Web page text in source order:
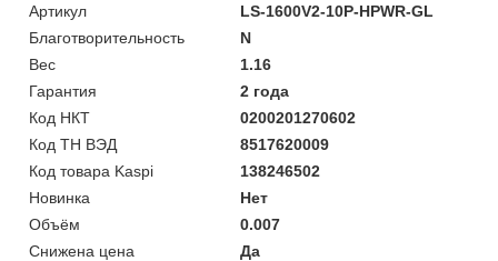
Артикул
LS-1600V2-10P-HPWR-GL
Благотворительность
N
Вес
1.16
Гарантия
2 года
Код НКТ
0200201270602
Код ТН ВЭД
8517620009
Код товара Kaspi
138246502
Новинка
Нет
Объём
0.007
Снижена цена
Да